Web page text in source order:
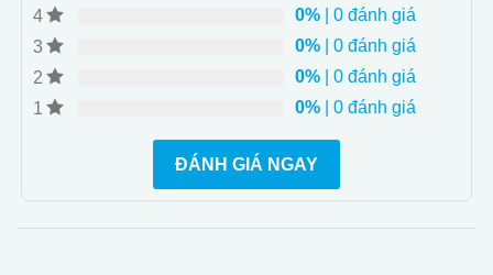
4
0%| 0 đánh giá
3
0%| 0 đánh giá
2
0%| 0 đánh giá
1
0%| 0 đánh giá
ĐÁNH GIÁ NGAY